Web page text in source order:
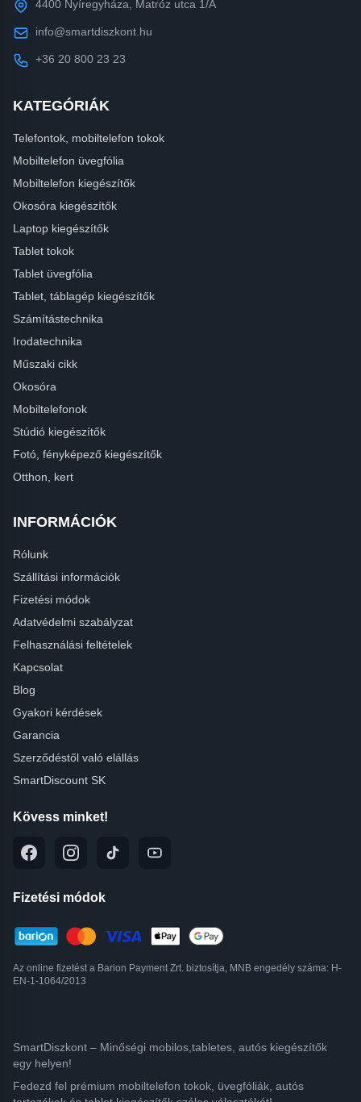
4400 Nyíregyháza, Matróz utca 1/A
info@smartdiszkont.hu
+36 20 800 23 23
KATEGÓRIÁK
Telefontok, mobiltelefon tokok
Mobiltelefon üvegfólia
Mobiltelefon kiegészítők
Okosóra kiegészítők
Laptop kiegészítők
Tablet tokok
Tablet üvegfólia
Tablet, táblagép kiegészítők
Számítástechnika
Irodatechnika
Műszaki cikk
Okosóra
Mobiltelefonok
Stúdió kiegészítők
Fotó, fényképező kiegészítők
Otthon, kert
INFORMÁCIÓK
Rólunk
Szállítási információk
Fizetési módok
Adatvédelmi szabályzat
Felhasználási feltételek
Kapcsolat
Blog
Gyakori kérdések
Garancia
Szerződéstől való elállás
SmartDiscount SK
Kövess minket!
Fizetési módok
Az online fizetést a Barion Payment Zrt. biztosítja, MNB engedély száma: H-
EN-1-1064/2013
SmartDiszkont – Minőségi mobilos,tabletes, autós kiegészítők
egy helyen!
Fedezd fel prémium mobiltelefon tokok, üvegfóliák, autós